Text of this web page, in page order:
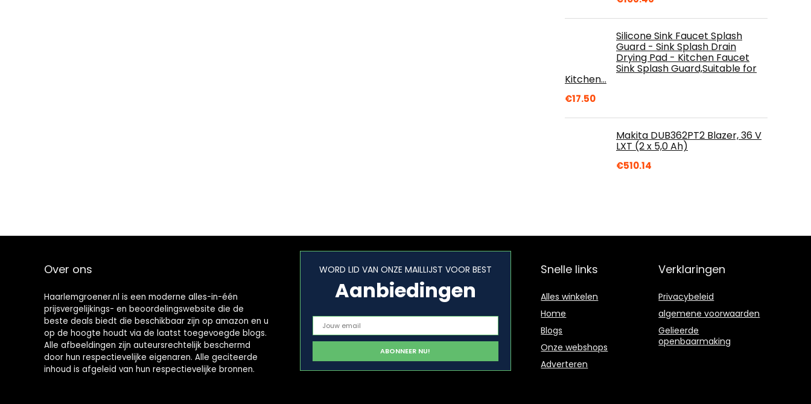
Silicone Sink Faucet Splash
Guard - Sink Splash Drain
Drying Pad - Kitchen Faucet
Sink Splash Guard,Suitable for
Kitchen…
€17.50
Makita DUB362PT2 Blazer, 36 V
LXT (2 x 5,0 Ah)
€510.14
Over ons
Haarlemgroener.nl is een moderne alles-in-één
prijsvergelijkings- en beoordelingswebsite die de
beste deals biedt die beschikbaar zijn op amazon en u
op de hoogte houdt via de laatst toegevoegde blogs.
Alle afbeeldingen zijn auteursrechtelijk beschermd
door hun respectievelijke eigenaren. Alle geciteerde
inhoud is afgeleid van hun respectievelijke bronnen.
WORD LID VAN ONZE MAILLIJST VOOR BEST
Aanbiedingen
Snelle links
Alles winkelen
Home
Blogs
Onze webshops
Adverteren
Verklaringen
Privacybeleid
algemene voorwaarden
Gelieerde
openbaarmaking